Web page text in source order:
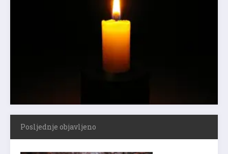
Posljednje objavljeno